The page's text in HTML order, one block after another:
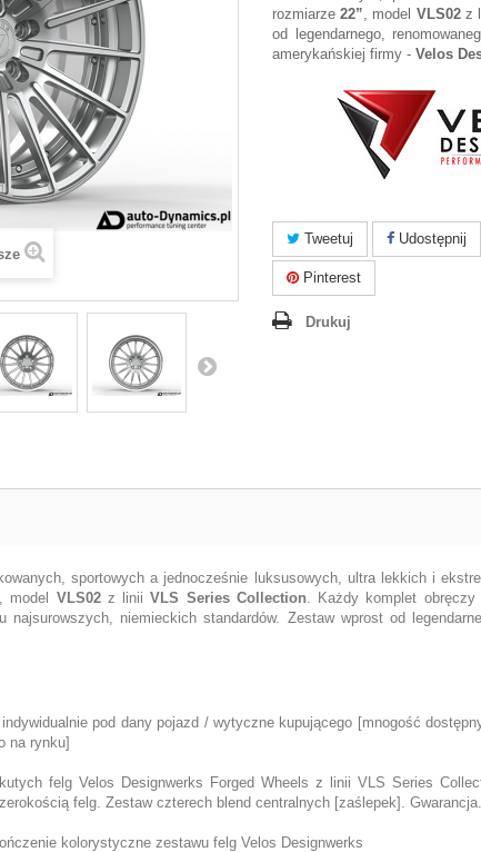
rozmiarze22”, model VLS02z
od legendarnego,
amerykańskiej firmy - Velos
Tweetuj Udostępnij
Pinterest
Drukuj
sportowych a jednocześnie luksusowych, ultra lekkich i
, model VLS02z liniiVLS Series Collection. Każdy komplet obręczy
najsurowszych, niemieckich standardów. Zestaw wprost od
indywidualnie pod dany pojazd / wytyczne kupującego [mnogość
na rynku]
felg Velos Designwerks Forged Wheels z linii VLS Series
felg. Zestaw czterech blend centralnych [zaślepek]. Gwarancja.
kolorystyczne zestawu felg Velos Designwerks